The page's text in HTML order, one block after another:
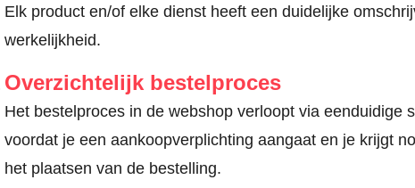
Elk product en/of elke dienst heeft een duidelijke
werkelijkheid.
Overzichtelijk bestelproces
Het bestelproces in de webshop verloopt via eenduidige
voordat je een aankoopverplichting aangaat en je krijgt
het plaatsen van de bestelling.